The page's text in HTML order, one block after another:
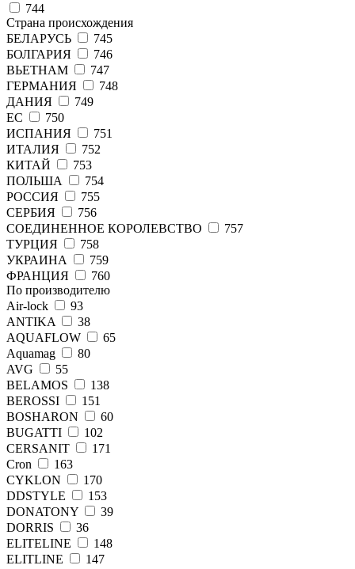
744
Страна происхождения
БЕЛАРУСЬ
745
БОЛГАРИЯ
746
ВЬЕТНАМ
747
ГЕРМАНИЯ
748
ДАНИЯ
749
ЕС
750
ИСПАНИЯ
751
ИТАЛИЯ
752
КИТАЙ
753
ПОЛЬША
754
РОССИЯ
755
СЕРБИЯ
756
СОЕДИНЕННОЕ КОРОЛЕВСТВО
757
ТУРЦИЯ
758
УКРАИНА
759
ФРАНЦИЯ
760
По производителю
Air-lock
93
ANTIKA
38
AQUAFLOW
65
Aquamag
80
AVG
55
BELAMOS
138
BEROSSI
151
BOSHARON
60
BUGATTI
102
CERSANIT
171
Cron
163
CYKLON
170
DDSTYLE
153
DONATONY
39
DORRIS
36
ELITELINE
148
ELITLINE
147